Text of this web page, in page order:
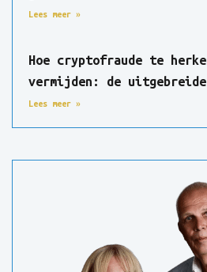
Lees meer »
Hoe cryptofraude te
vermijden: de
Lees meer »